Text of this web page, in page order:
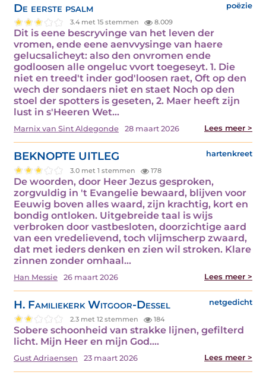
De eerste psalm poëzie
3.4 met 15 stemmen 8.009
Dit is eene bescryvinge van het leven der
vromen, ende eene aenvvysinge van haere
gelucsalicheyt: also den onvromen ende
godloosen alle ongeluc vvort toegeseyt. 1. Die
niet en treed't inder god'loosen raet, Oft op den
wech der sondaers niet en staet Noch op den
stoel der spotters is geseten, 2. Maer heeft zijn
lust in s'Heeren Wet…
Marnix van Sint Aldegonde 28 maart 2026 Lees meer >
BEKNOPTE UITLEG hartenkreet
3.0 met 1 stemmen 178
De woorden, door Heer Jezus gesproken,
zorgvuldig in 't Evangelie bewaard, blijven voor
Eeuwig boven alles waard, zijn krachtig, kort en
bondig ontloken. Uitgebreide taal is wijs
verbroken door vastbesloten, doorzichtige aard
van een vredelievend, toch vlijmscherp zwaard,
dat met ieders denken en zien wil stroken. Klare
zinnen zonder omhaal…
Han Messie 26 maart 2026 Lees meer >
H. Familiekerk Witgoor-Dessel netgedicht
2.3 met 12 stemmen 184
Sobere schoonheid van strakke lijnen, gefilterd
licht. Mijn Heer en mijn God.…
Gust Adriaensen 23 maart 2026 Lees meer >